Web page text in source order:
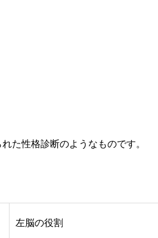
た性格診断のようなものです。
左脳の役割